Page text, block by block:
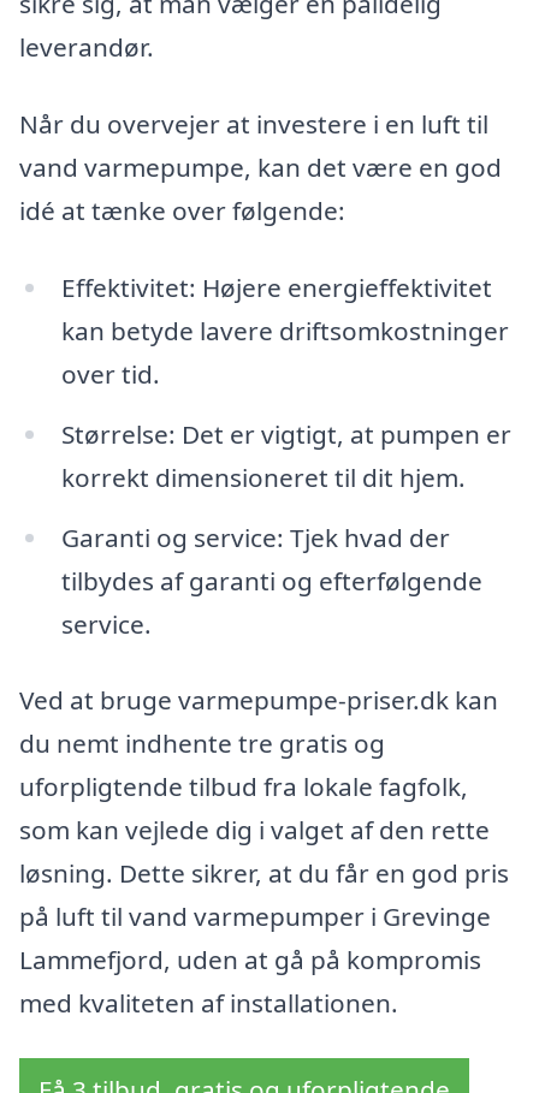
leverandør.
Når du overvejer at investere i en luft til
vand varmepumpe, kan det være en god
idé at tænke over følgende:
Effektivitet: Højere energieffektivitet
kan betyde lavere driftsomkostninger
over tid.
Størrelse: Det er vigtigt, at pumpen er
korrekt dimensioneret til dit hjem.
Garanti og service: Tjek hvad der
tilbydes af garanti og efterfølgende
service.
Ved at bruge varmepumpe-priser.dk kan
du nemt indhente tre gratis og
uforpligtende tilbud fra lokale fagfolk,
som kan vejlede dig i valget af den rette
løsning. Dette sikrer, at du får en god pris
på luft til vand varmepumper i Grevinge
Lammefjord, uden at gå på kompromis
med kvaliteten af installationen.